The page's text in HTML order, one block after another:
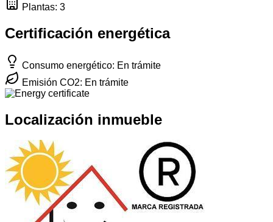
Plantas: 3
Certificación energética
Consumo energético: En trámite
Emisión CO2: En trámite
Localización inmueble